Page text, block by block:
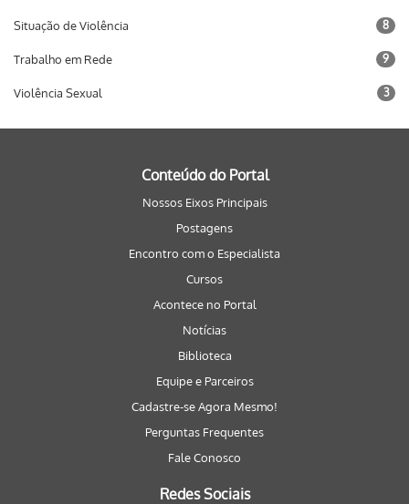
Situação de Violência 8
Trabalho em Rede 9
Violência Sexual 3
Conteúdo do Portal
Nossos Eixos Principais
Postagens
Encontro com o Especialista
Cursos
Acontece no Portal
Notícias
Biblioteca
Equipe e Parceiros
Cadastre-se Agora Mesmo!
Perguntas Frequentes
Fale Conosco
Redes Sociais